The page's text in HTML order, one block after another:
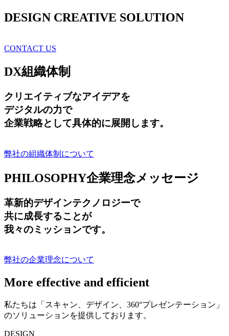
DESIGN CREATIVE SOLUTION
CONTACT US
DX組織体制
クリエイティブなアイデアを
デジタルの力で
企業戦略として具体的に展開します。
弊社の組織体制について
PHILOSOPHY企業理念メッセージ
革新的デザインテクノロジーで
共に成長することが
我々のミッションです。
弊社の企業理念について
More effective and efficient
私たちは「スキャン、デザイン、360°プレゼンテーション」
のソリューションを提供しております。
DESIGN